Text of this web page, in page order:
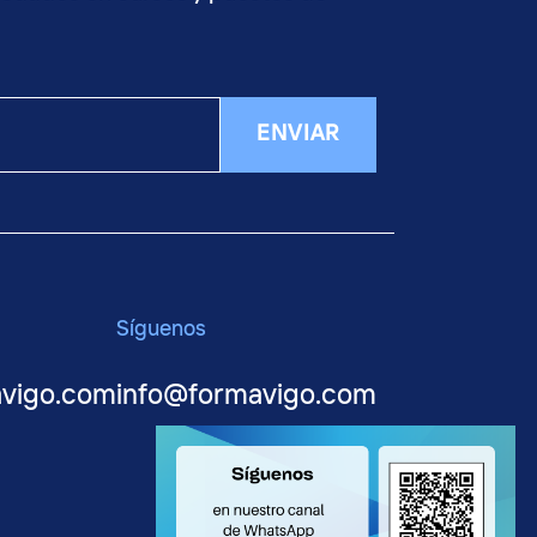
ENVIAR
Síguenos
info@formavigo.com